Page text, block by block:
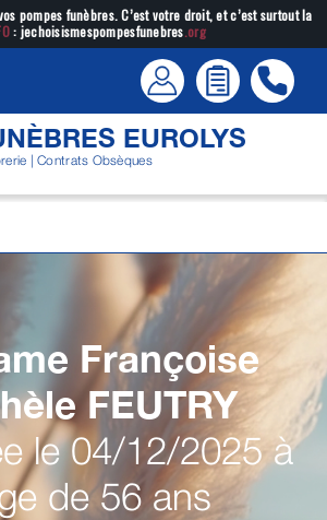
pompes funèbres. C’est votre droit, et c’est surtout la
: jechoisismespompesfunebres.org
EUROLYS
| Contrats Obsèques
Françoise
FEUTRY
le 04/12/2025 à
de 56 ans